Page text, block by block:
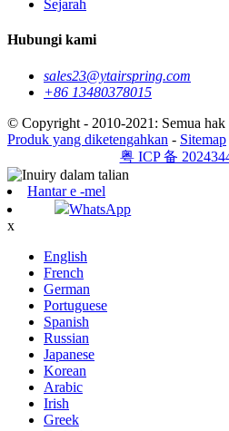
Sejarah
Hubungi kami
sales23@ytairspring.com
+86 13480378015
© Copyright - 2010-2021: Semua hak
Produk yang diketengahkan - Sitemap
粤 ICP 备
Hantar e -mel
WhatsApp
x
English
French
German
Portuguese
Spanish
Russian
Japanese
Korean
Arabic
Irish
Greek